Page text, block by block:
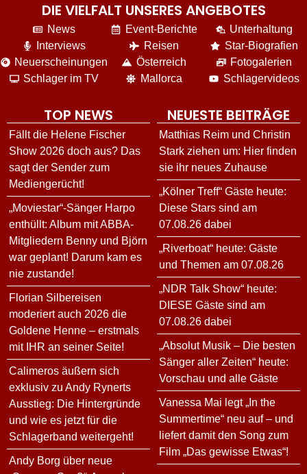
DIE VIELFALT UNSERES ANGEBOTES
News
Interviews
Neuerscheinungen
Schlager im TV
Event-Berichte
Reisen
Österreich
Mallorca
Unterhaltung
Star-Biografien
Fotogalerien
Schlagervideos
TOP NEWS
Fällt die Helene Fischer
Show 2026 doch aus? Das
sagt der Sender zum
Mediengerücht!
„Moviestar“-Sänger Harpo
enthüllt: Album mit ABBA-
Mitgliedern Benny und Björn
war geplant! Darum kam es
nie zustande!
Florian Silbereisen
moderiert auch 2026 die
Goldene Henne – erstmals
mit IHR an seiner Seite!
Calimeros äußern sich
exklusiv zu Andy Rynerts
Ausstieg: Die Hintergründe
und wie es jetzt für die
Schlagerband weitergeht!
Andy Borg über neue
NEUESTE BEITRÄGE
Matthias Reim und Christin
Stark ziehen um: Hier finden
sie ihr neues Zuhause
„Kölner Treff“ Gäste heute:
Diese Stars sind am
07.08.26 dabei
„Riverboat“ heute: Gäste
und Themen am 07.08.26
„NDR Talk Show“ heute:
DIESE Gäste sind am
07.08.26 dabei
„Absolut Musik – Die besten
Sänger aller Zeiten“ heute:
Vorschau und alle Gäste
Vanessa Mai legt „In the
Summertime“ neu auf – und
liefert damit den Song zum
Film „Das gewisse Etwas“!